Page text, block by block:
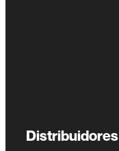
Distribuidores